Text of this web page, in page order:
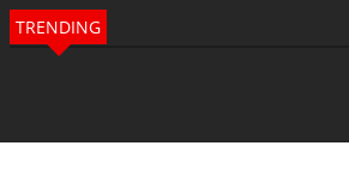
TRENDING